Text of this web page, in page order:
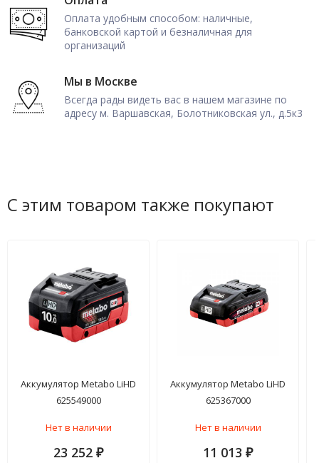
Оплата удобным способом: наличные,
банковской картой и безналичная для
организаций
Мы в Москве
Всегда рады видеть вас в нашем магазине по
адресу м. Варшавская, Болотниковская ул., д.5к3
С этим товаром также покупают
Аккумулятор Metabo LiHD
625549000
Нет в наличии
23 252 ₽
Аккумулятор Metabo LiHD
625367000
Нет в наличии
11 013 ₽